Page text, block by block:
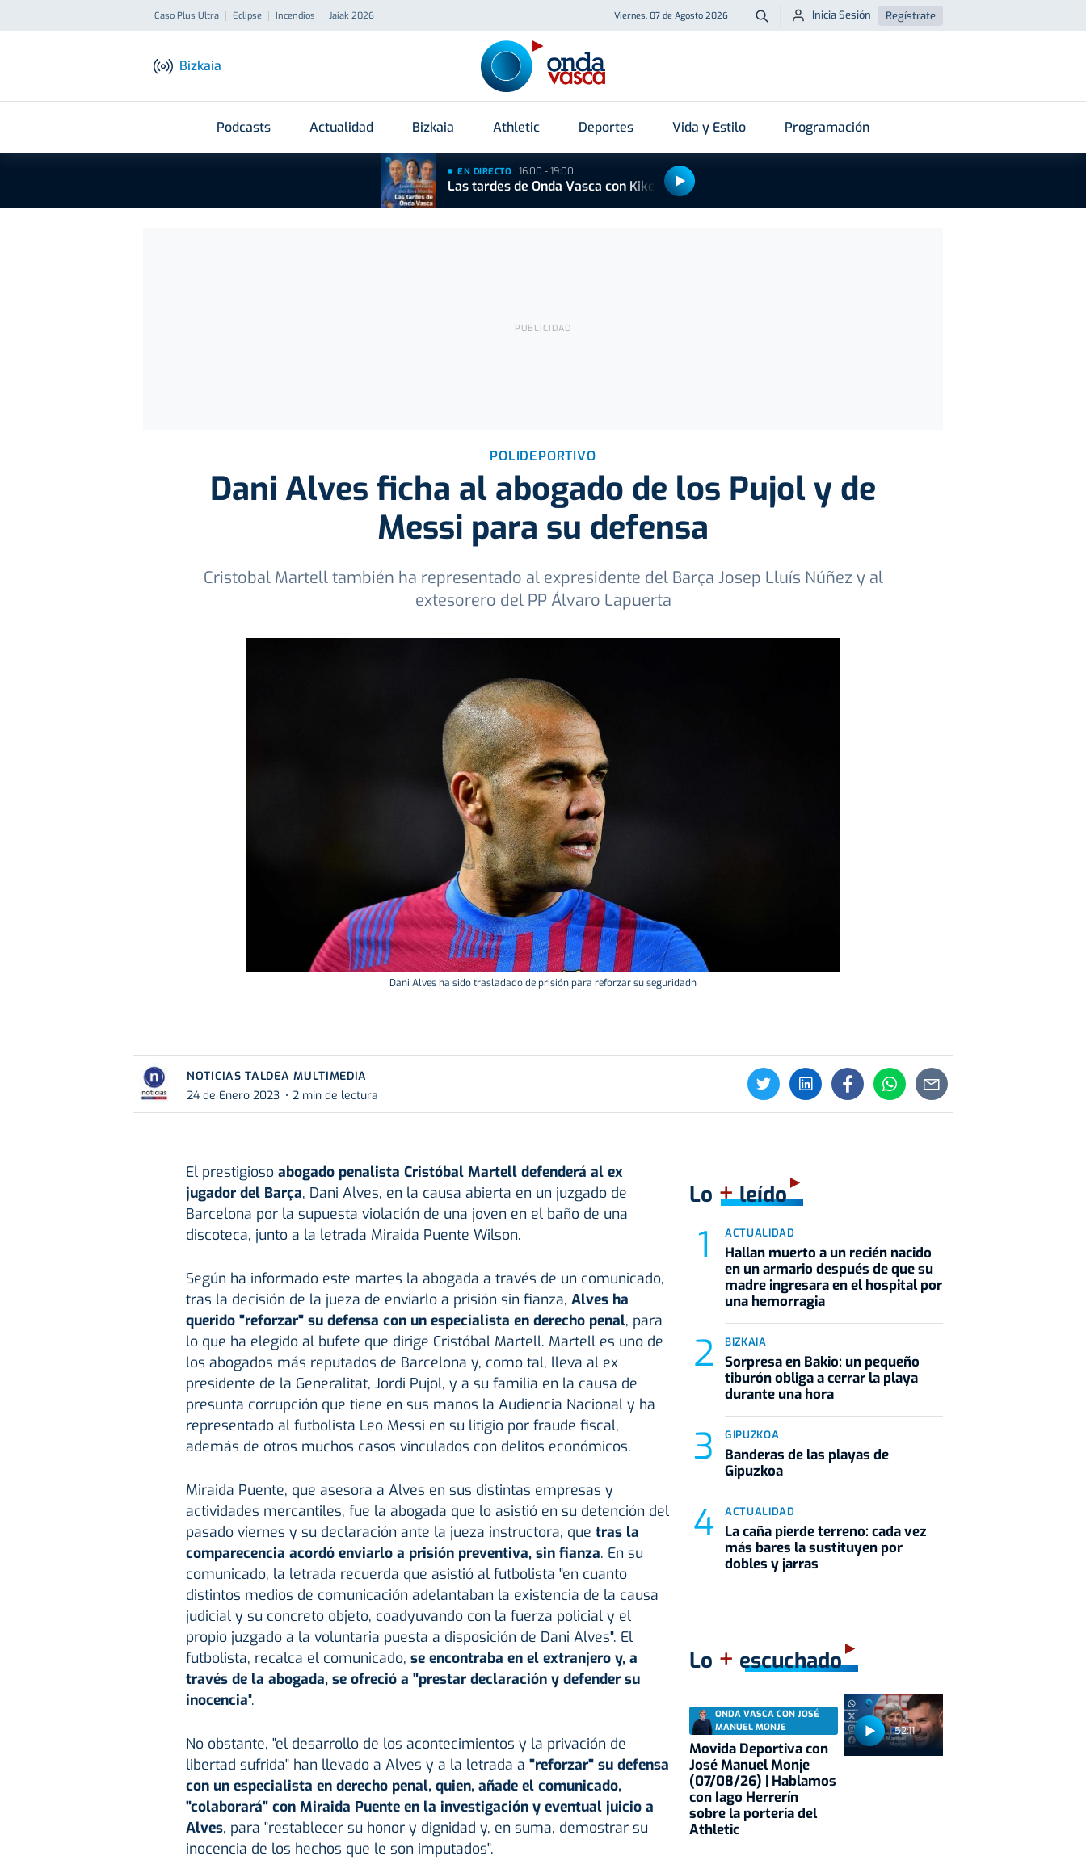
Caso Plus Ultra Eclipse Incendios Jaiak 2026 Viernes, 07 de Agosto 2026 Buscar
Inicia Sesión Regístrate
Bizkaia
Podcasts Actualidad Bizkaia Athletic Deportes Vida y Estilo Programación
EN DIRECTO 16:00 - 19:00
Las tardes de Onda Vasca con Kike Alonso
POLIDEPORTIVO
Dani Alves ficha al abogado de los Pujol y de
Messi para su defensa
Cristobal Martell también ha representado al expresidente del Barça Josep Lluís Núñez y al
extesorero del PP Álvaro Lapuerta
Dani Alves ha sido trasladado de prisión para reforzar su seguridadn
NOTICIAS TALDEA MULTIMEDIA
24 de Enero 2023
2 min de lectura
El prestigioso abogado penalista Cristóbal Martell defenderá al ex
jugador del Barça, Dani Alves, en la causa abierta en un juzgado de
Barcelona por la supuesta violación de una joven en el baño de una
discoteca, junto a la letrada Miraida Puente Wilson.
Según ha informado este martes la abogada a través de un comunicado,
tras la decisión de la jueza de enviarlo a prisión sin fianza, Alves ha
querido "reforzar" su defensa con un especialista en derecho penal, para
lo que ha elegido al bufete que dirige Cristóbal Martell. Martell es uno de
los abogados más reputados de Barcelona y, como tal, lleva al ex
presidente de la Generalitat, Jordi Pujol, y a su familia en la causa de
presunta corrupción que tiene en sus manos la Audiencia Nacional y ha
representado al futbolista Leo Messi en su litigio por fraude fiscal,
además de otros muchos casos vinculados con delitos económicos.
Miraida Puente, que asesora a Alves en sus distintas empresas y
actividades mercantiles, fue la abogada que lo asistió en su detención del
pasado viernes y su declaración ante la jueza instructora, que tras la
comparecencia acordó enviarlo a prisión preventiva, sin fianza. En su
comunicado, la letrada recuerda que asistió al futbolista "en cuanto
distintos medios de comunicación adelantaban la existencia de la causa
judicial y su concreto objeto, coadyuvando con la fuerza policial y el
propio juzgado a la voluntaria puesta a disposición de Dani Alves". El
futbolista, recalca el comunicado, se encontraba en el extranjero y, a
través de la abogada, se ofreció a "prestar declaración y defender su
inocencia".
No obstante, "el desarrollo de los acontecimientos y la privación de
libertad sufrida" han llevado a Alves y a la letrada a "reforzar" su defensa
con un especialista en derecho penal, quien, añade el comunicado,
"colaborará" con Miraida Puente en la investigación y eventual juicio a
Alves, para "restablecer su honor y dignidad y, en suma, demostrar su
inocencia de los hechos que le son imputados".
Lo +leído
ACTUALIDAD
Hallan muerto a un recién nacido
en un armario después de que su
madre ingresara en el hospital por
una hemorragia
BIZKAIA
Sorpresa en Bakio: un pequeño
tiburón obliga a cerrar la playa
durante una hora
GIPUZKOA
Banderas de las playas de
Gipuzkoa
ACTUALIDAD
La caña pierde terreno: cada vez
más bares la sustituyen por
dobles y jarras
Lo + escuchado
52:11
ONDA VASCA CON JOSÉ
MANUEL MONJE
Movida Deportiva con
José Manuel Monje
(07/08/26) | Hablamos
con Iago Herrerín
sobre la portería del
Athletic